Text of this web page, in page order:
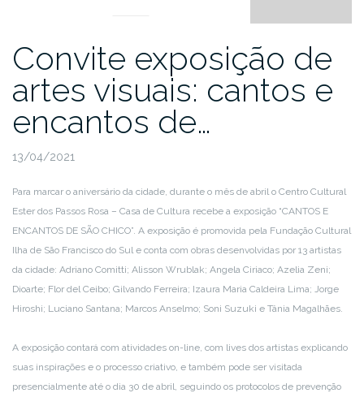
Convite exposição de
artes visuais: cantos e
encantos de…
13/04/2021
Para marcar o aniversário da cidade, durante o mês de abril o Centro Cultural
Ester dos Passos Rosa – Casa de Cultura recebe a exposição “CANTOS E
ENCANTOS DE SÃO CHICO”. A exposição é promovida pela Fundação Cultural
Ilha de São Francisco do Sul e conta com obras desenvolvidas por 13 artistas
da cidade: Adriano Comitti; Alisson Wrublak; Angela Ciriaco; Azelia Zeni;
Dioarte; Flor del Ceibo; Gilvando Ferreira; Izaura Maria Caldeira Lima; Jorge
Hiroshi; Luciano Santana; Marcos Anselmo; Soni Suzuki e Tânia Magalhães.
A exposição contará com atividades on-line, com lives dos artistas explicando
suas inspirações e o processo criativo, e também pode ser visitada
presencialmente até o dia 30 de abril, seguindo os protocolos de prevenção